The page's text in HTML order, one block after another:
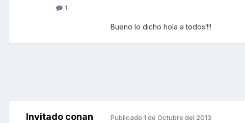
1
Bueno lo dicho hola a todos!!!!
Invitado conan Publicado 1 de Octubre del 2013